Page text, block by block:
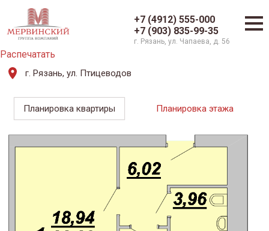
+7 (4912) 555-000
+7 (903) 835-99-35
г. Рязань, ул. Чапаева, д. 56
Распечатать
г. Рязань, ул. Птицеводов
Планировка квартиры Планировка этажа